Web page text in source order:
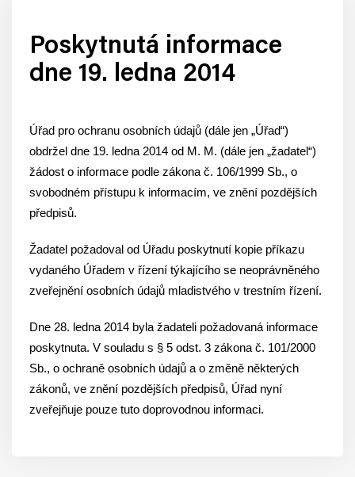
Poskytnutá informace
dne 19. ledna 2014
Úřad pro ochranu osobních údajů (dále jen „Úřad“)
obdržel dne 19. ledna 2014 od M. M. (dále jen „žadatel“)
žádost o informace podle zákona č. 106/1999 Sb., o
svobodném přístupu k informacím, ve znění pozdějších
předpisů.
Žadatel požadoval od Úřadu poskytnutí kopie příkazu
vydaného Úřadem v řízení týkajícího se neoprávněného
zveřejnění osobních údajů mladistvého v trestním řízení.
Dne 28. ledna 2014 byla žadateli požadovaná informace
poskytnuta. V souladu s § 5 odst. 3 zákona č. 101/2000
Sb., o ochraně osobních údajů a o změně některých
zákonů, ve znění pozdějších předpisů, Úřad nyní
zveřejňuje pouze tuto doprovodnou informaci.